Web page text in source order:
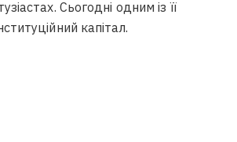
Сьогодні одним із її
капітал.